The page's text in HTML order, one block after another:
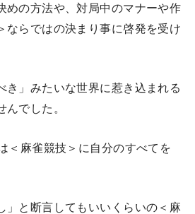
めの方法や、対局中のマナーや作
ならではの決まり事に啓発を受け
」みたいな世界に惹き込まれる
でした。
＜麻雀競技＞に自分のすべてを
と断言してもいいくらいの＜麻